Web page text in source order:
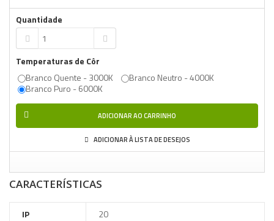
Quantidade
Temperaturas de Côr
Branco Quente - 3000K
Branco Neutro - 4000K
Branco Puro - 6000K
ADICIONAR AO CARRINHO
ADICIONAR À LISTA DE DESEJOS
CARACTERÍSTICAS
IP
20